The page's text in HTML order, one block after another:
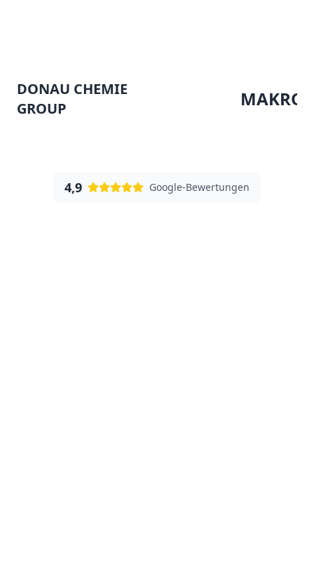
DONAU CHEMIE
GROUP
MAKRO
4,9 Google-Bewertungen